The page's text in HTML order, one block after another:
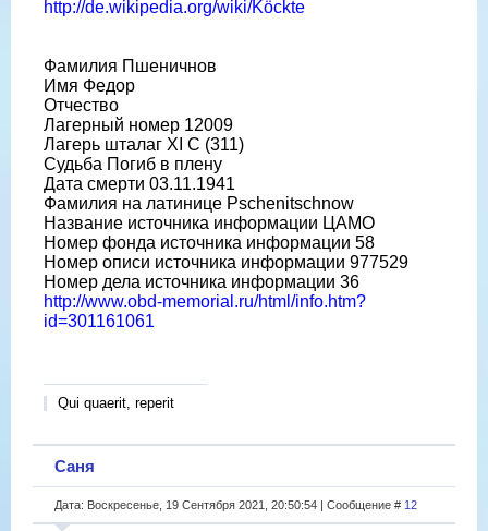
http://de.wikipedia.org/wiki/Köckte
Фамилия Пшеничнов
Имя Федор
Отчество
Лагерный номер 12009
Лагерь шталаг XI C (311)
Судьба Погиб в плену
Дата смерти 03.11.1941
Фамилия на латинице Pschenitschnow
Название источника информации ЦАМО
Номер фонда источника информации 58
Номер описи источника информации 977529
Номер дела источника информации 36
http://www.obd-memorial.ru/html/info.htm?
id=301161061
Qui quaerit, reperit
Саня
Дата: Воскресенье, 19 Сентября 2021, 20:50:54 | Сообщение # 12